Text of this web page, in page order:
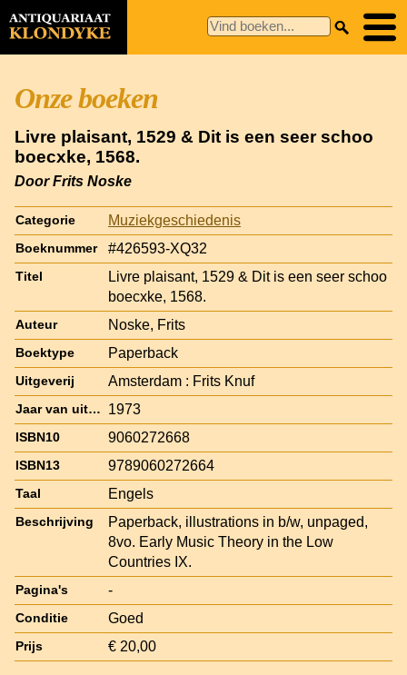
Onze boeken
Livre plaisant, 1529 & Dit is een seer schoo
boecxke, 1568.
Door Frits Noske
Categorie Muziekgeschiedenis
Boeknummer #426593-XQ32
Titel
Livre plaisant, 1529 & Dit is een seer schoo
boecxke, 1568.
Auteur Noske, Frits
Boektype Paperback
Uitgeverij Amsterdam : Frits Knuf
Jaar van uitgave 1973
ISBN10 9060272668
ISBN13 9789060272664
Taal Engels
Beschrijving
Paperback, illustrations in b/w, unpaged,
8vo. Early Music Theory in the Low
Countries IX.
Pagina's -
Conditie Goed
Prijs € 20,00